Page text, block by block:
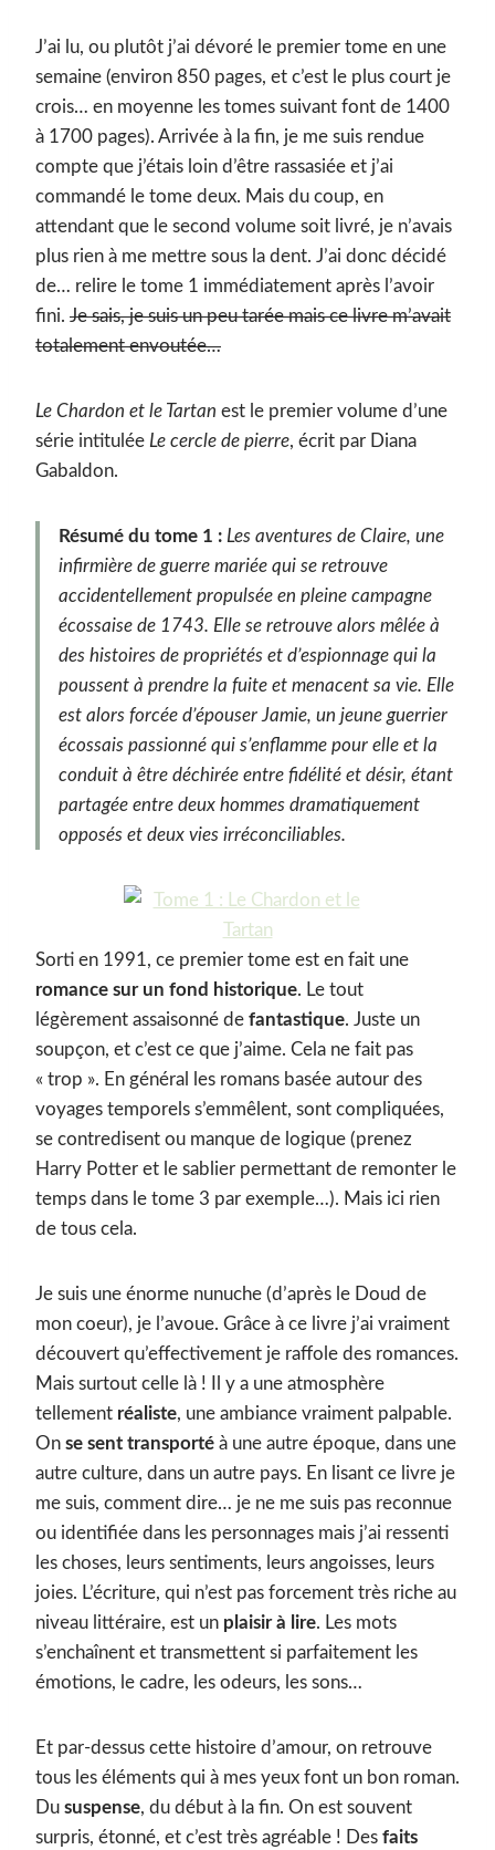
J’ai lu, ou plutôt j’ai dévoré le premier tome en une
semaine (environ 850 pages, et c’est le plus court je
crois… en moyenne les tomes suivant font de 1400
à 1700 pages). Arrivée à la fin, je me suis rendue
compte que j’étais loin d’être rassasiée et j’ai
commandé le tome deux. Mais du coup, en
attendant que le second volume soit livré, je n’avais
plus rien à me mettre sous la dent. J’ai donc décidé
de… relire le tome 1 immédiatement après l’avoir
fini. Je sais, je suis un peu tarée mais ce livre m’avait
totalement envoutée…
Le Chardon et le Tartan est le premier volume d’une
série intitulée Le cercle de pierre, écrit par Diana
Gabaldon.
Résumé du tome 1 : Les aventures de Claire, une
infirmière de guerre mariée qui se retrouve
accidentellement propulsée en pleine campagne
écossaise de 1743. Elle se retrouve alors mêlée à
des histoires de propriétés et d’espionnage qui la
poussent à prendre la fuite et menacent sa vie. Elle
est alors forcée d’épouser Jamie, un jeune guerrier
écossais passionné qui s’enflamme pour elle et la
conduit à être déchirée entre fidélité et désir, étant
partagée entre deux hommes dramatiquement
opposés et deux vies irréconciliables.
Sorti en 1991, ce premier tome est en fait une
romance sur un fond historique. Le tout
légèrement assaisonné de fantastique. Juste un
soupçon, et c’est ce que j’aime. Cela ne fait pas
« trop ». En général les romans basée autour des
voyages temporels s’emmêlent, sont compliquées,
se contredisent ou manque de logique (prenez
Harry Potter et le sablier permettant de remonter le
temps dans le tome 3 par exemple…). Mais ici rien
de tous cela.
Je suis une énorme nunuche (d’après le Doud de
mon coeur), je l’avoue. Grâce à ce livre j’ai vraiment
découvert qu’effectivement je raffole des romances.
Mais surtout celle là ! Il y a une atmosphère
tellement réaliste, une ambiance vraiment palpable.
On se sent transporté à une autre époque, dans une
autre culture, dans un autre pays. En lisant ce livre je
me suis, comment dire… je ne me suis pas reconnue
ou identifiée dans les personnages mais j’ai ressenti
les choses, leurs sentiments, leurs angoisses, leurs
joies. L’écriture, qui n’est pas forcement très riche au
niveau littéraire, est un plaisir à lire. Les mots
s’enchaînent et transmettent si parfaitement les
émotions, le cadre, les odeurs, les sons…
Et par-dessus cette histoire d’amour, on retrouve
tous les éléments qui à mes yeux font un bon roman.
Du suspense, du début à la fin. On est souvent
surpris, étonné, et c’est très agréable ! Des faits